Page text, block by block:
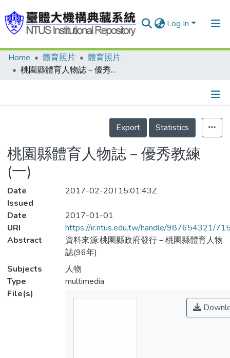
Log In
Communities & Collections
Statistics
Home 體育照片
體育照片
桃園縣體育人物誌－優秀教練(一)
Details
Export
Statistics
桃園縣體育人物誌－優秀教練
(一)
Date
Issued
2017-02-20T15:01:43Z
Date
2017-01-01
URI
https://ir.ntus.edu.tw/handle/987654321/
Abstract
資料來源:桃園縣政府發行－桃園縣體育人物
誌(96年)
Subjects
人物
Type
multimedia
File(s)